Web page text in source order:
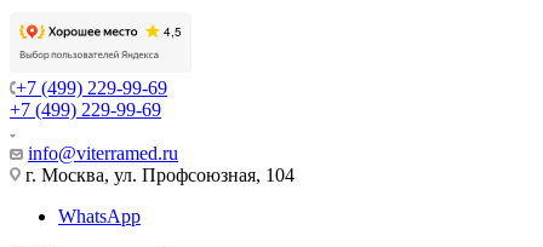
+7 (499) 229-99-69
+7 (499) 229-99-69
info@viterramed.ru
г. Москва, ул. Профсоюзная, 104
WhatsApp